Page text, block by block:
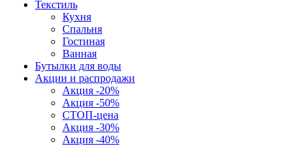
Текстиль
Кухня
Спальня
Гостиная
Ванная
Бутылки для воды
Акции и распродажи
Акция -20%
Акция -50%
СТОП-цена
Акция -30%
Акция -40%